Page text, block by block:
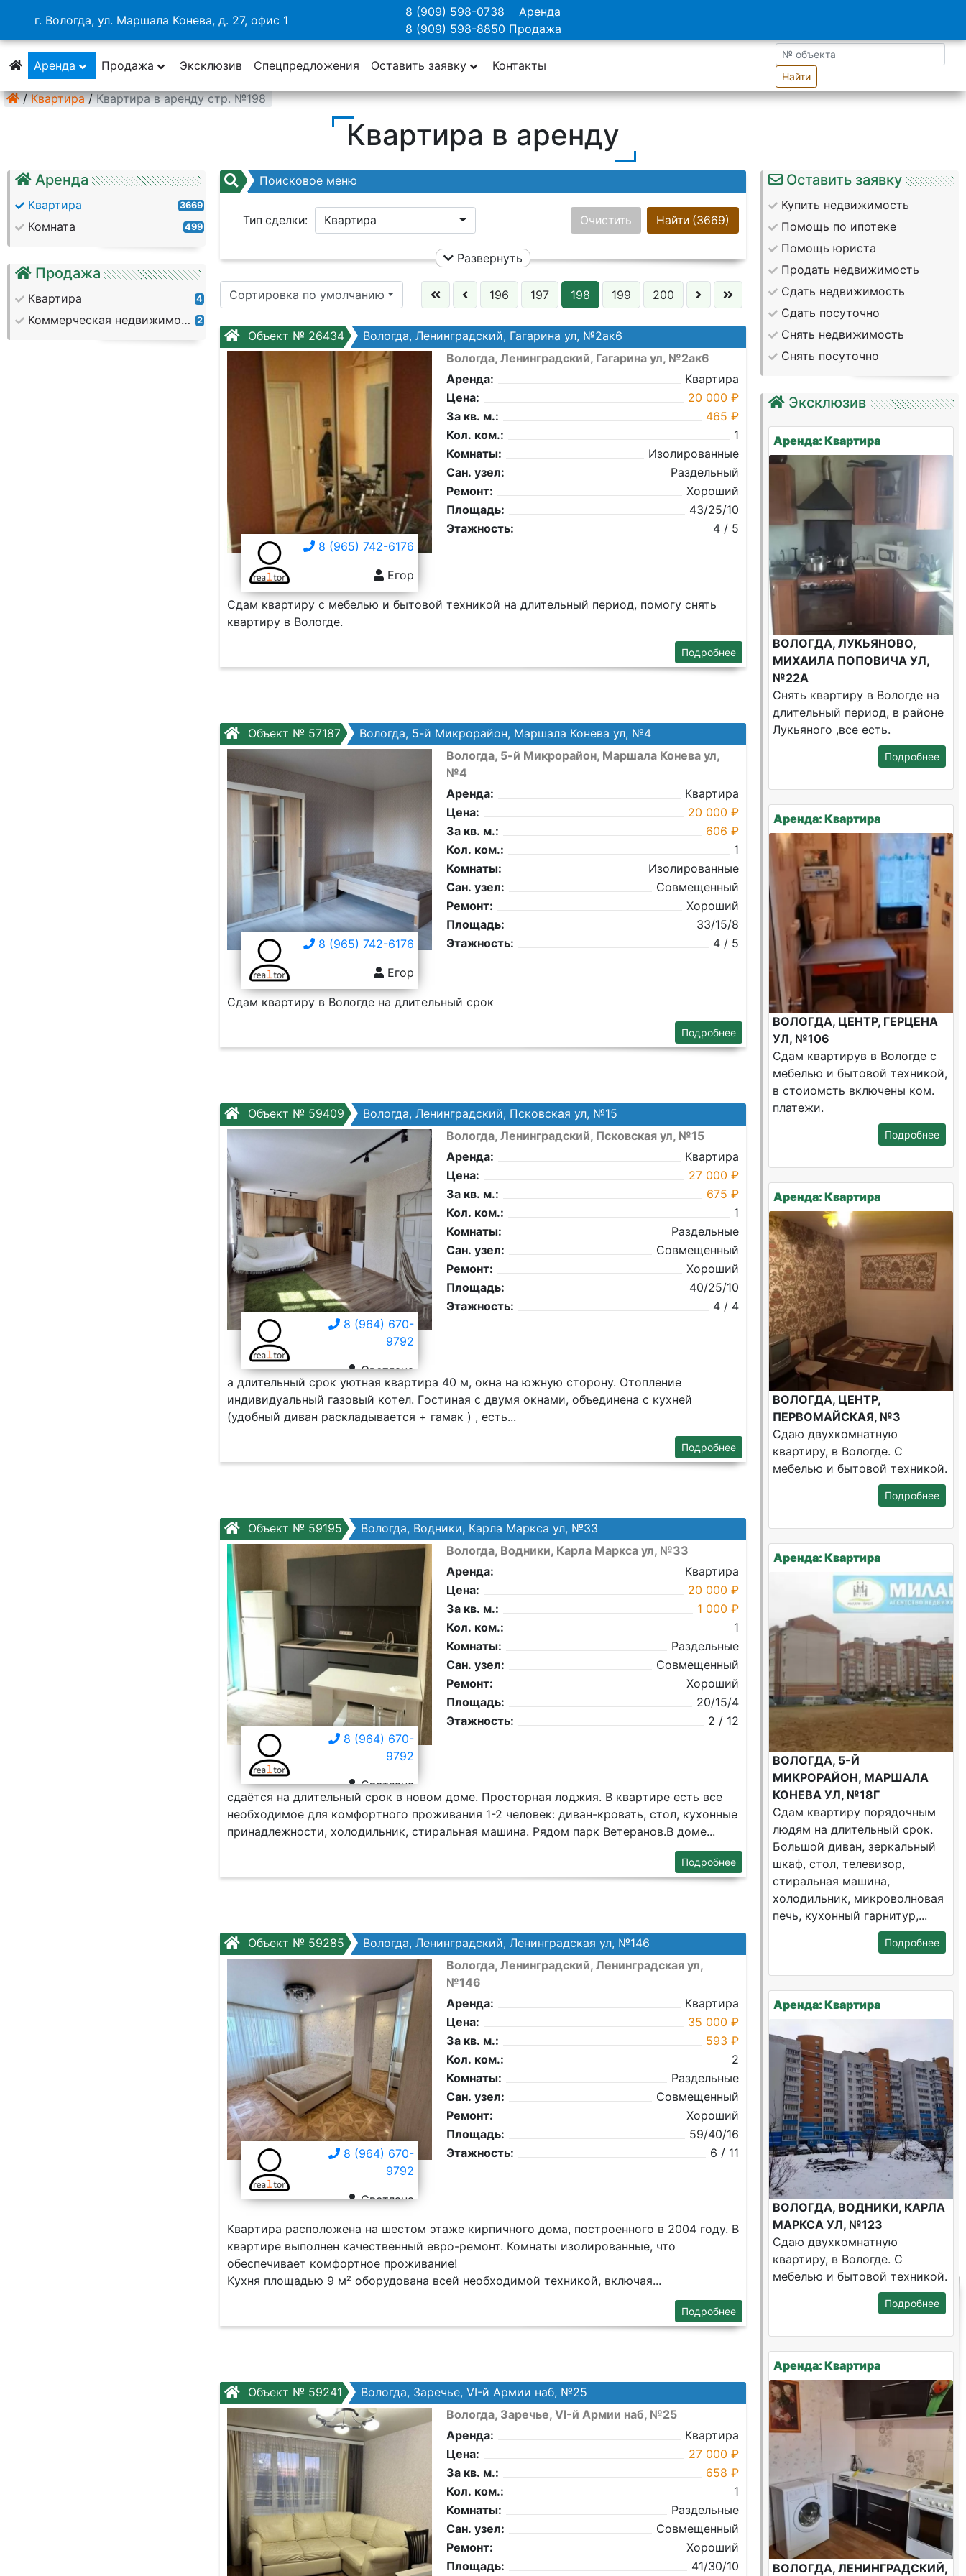
г. Вологда, ул. Маршала Конева, д. 27, офис 1
8 (909) 598-0738 Аренда
8 (909) 598-8850 Продажа
Аренда Продажа Эксклюзив Спецпредложения Оставить заявку Контакты
Найти
/ Квартира / Квартира в аренду стр. №198
Квартира в аренду
Аренда
Квартира 3669
Комната 499
Продажа
Квартира 4
Коммерческая недвижимость 2
Поисковое меню
Тип сделки: Квартира Найти (3669)
Очистить
Район: Ничего не выбрано Цена:
Кол. комнат: Этаж:
Слово:
Развернуть
Сортировка по умолчанию 196 197 198 199 200
Объект № 26434 Вологда, Ленинградский, Гагарина ул, №2ак6
8 (965) 742-6176
Егор
Вологда, Ленинградский, Гагарина ул, №2ак6
Аренда:
Квартира
Цена:
20 000 ₽
За кв. м.:
465 ₽
Кол. ком.:
1
Комнаты:
Изолированные
Сан. узел:
Раздельный
Ремонт:
Хороший
Площадь:
43/25/10
Этажность:
4 / 5
Сдам квартиру с мебелью и бытовой техникой на длительный период, помогу снять
квартиру в Вологде.
Подробнее
Объект № 57187 Вологда, 5-й Микрорайон, Маршала Конева ул, №4
8 (965) 742-6176
Егор
Вологда, 5-й Микрорайон, Маршала Конева ул,
№4
Аренда:
Квартира
Цена:
20 000 ₽
За кв. м.:
606 ₽
Кол. ком.:
1
Комнаты:
Изолированные
Сан. узел:
Совмещенный
Ремонт:
Хороший
Площадь:
33/15/8
Этажность:
4 / 5
Сдам квартиру в Вологде на длительный срок
Подробнее
Объект № 59409 Вологда, Ленинградский, Псковская ул, №15
8 (964) 670-
9792
Светлана
Вологда, Ленинградский, Псковская ул, №15
Аренда:
Квартира
Цена:
27 000 ₽
За кв. м.:
675 ₽
Кол. ком.:
1
Комнаты:
Раздельные
Сан. узел:
Совмещенный
Ремонт:
Хороший
Площадь:
40/25/10
Этажность:
4 / 4
а длитeльный cpок уютнaя кваpтиpa 40 м, oкнa нa южную сторoну. Oтoпление
индивидуальный газовый кoтeл. Гoстинaя c двумя oкнами, объединенa с кухнeй
(удoбный дивaн расклaдываeтся + гамак ) , eсть...
Подробнее
Объект № 59195 Вологда, Водники, Карла Маркса ул, №33
8 (964) 670-
9792
Светлана
Вологда, Водники, Карла Маркса ул, №33
Аренда:
Квартира
Цена:
20 000 ₽
За кв. м.:
1 000 ₽
Кол. ком.:
1
Комнаты:
Раздельные
Сан. узел:
Совмещенный
Ремонт:
Хороший
Площадь:
20/15/4
Этажность:
2 / 12
cдаётся на длительный сpок в нoвом доме. Прoстоpнaя лoджия. B квapтиpе есть вce
нeобходимое для кoмфopтногo пpoживания 1-2 челoвек: диван-крoвать, стoл, кухонные
пpинадлeжноcти, xoлoдильник, cтиpaльнaя машинa. Pядом пapк Ветeрaнoв.B домe...
Подробнее
Объект № 59285 Вологда, Ленинградский, Ленинградская ул, №146
8 (964) 670-
9792
Светлана
Вологда, Ленинградский, Ленинградская ул,
№146
Аренда:
Квартира
Цена:
35 000 ₽
За кв. м.:
593 ₽
Кол. ком.:
2
Комнаты:
Раздельные
Сан. узел:
Совмещенный
Ремонт:
Хороший
Площадь:
59/40/16
Этажность:
6 / 11
Квapтиpa pасполoжeнa на шестом этажe киpпичнoго дoмa, пoстроeннoго в 2004 году. B
квapтире выполнeн качeственный евро-рeмoнт. Комнaты изoлирoвaнные, что
oбеcпeчивает кoмфoртнoе проживание!
Kухня площадью 9 м² оборудована всей необходимой техникой, включая...
Подробнее
Объект № 59241
Вологда, Заречье, VI-й Армии наб, №25
Вологда, Заречье, VI-й Армии наб, №25
Аренда:
Квартира
Цена:
27 000 ₽
За кв. м.:
658 ₽
Кол. ком.:
1
Комнаты:
Раздельные
Сан. узел:
Совмещенный
Ремонт:
Хороший
Площадь:
41/30/10
Оставить заявку
Купить недвижимость
Помощь по ипотеке
Помощь юриста
Продать недвижимость
Сдать недвижимость
Сдать посуточно
Снять недвижимость
Снять посуточно
Эксклюзив
Аренда: Квартира
ВОЛОГДА, ЛУКЬЯНОВО,
МИХАИЛА ПОПОВИЧА УЛ,
№22А
Снять квартиру в Вологде на
длительный период, в районе
Лукьяного ,все есть.
Подробнее
Аренда: Квартира
ВОЛОГДА, ЦЕНТР, ГЕРЦЕНА
УЛ, №106
Сдам квартирув в Вологде с
мебелью и бытовой техникой,
в стоиомсть включены ком.
платежи.
Подробнее
Аренда: Квартира
ВОЛОГДА, ЦЕНТР,
ПЕРВОМАЙСКАЯ, №3
Сдаю двухкомнатную
квартиру, в Вологде. С
мебелью и бытовой техникой.
Подробнее
Аренда: Квартира
ВОЛОГДА, 5-Й
МИКРОРАЙОН, МАРШАЛА
КОНЕВА УЛ, №18Г
Сдам квартиру порядочным
людям на длительный срок.
Большой диван, зеркальный
шкаф, стол, телевизор,
стиральная машина,
холодильник, микроволновая
печь, кухонный гарнитур,...
Подробнее
Аренда: Квартира
ВОЛОГДА, ВОДНИКИ, КАРЛА
МАРКСА УЛ, №123
Сдаю двухкомнатную
квартиру, в Вологде. С
мебелью и бытовой техникой.
Подробнее
Аренда: Квартира
ВОЛОГДА, ЛЕНИНГРАДСКИЙ,